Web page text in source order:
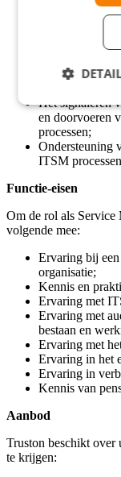
voor de
Je begeleid en
Proces bij
releases van
Het signaleren
en doorvoeren
processen;
Ondersteuning
ITSM
Functie-eisen
Om de rol als Service
volgende mee:
Ervaring bij een
organisatie;
Kennis en
Ervaring met
Ervaring met
bestaan en
Ervaring met
Ervaring in het
Ervaring in
Kennis van
Aanbod
Truston beschikt over
te krijgen: